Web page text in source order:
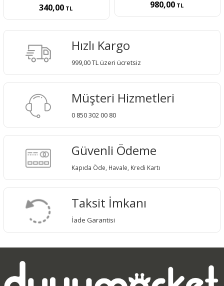
340,00 TL 980,00 TL
Hızlı Kargo
999,00 TL üzeri ücretsiz
Müşteri Hizmetleri
0 850 302 00 80
Güvenli Ödeme
Kapıda Öde, Havale, Kredi Kartı
Taksit İmkanı
İade Garantisi